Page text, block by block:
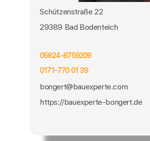
Schützenstraße 22
29389 Bad Bodenteich
05824-8759209
0171-770 01 39
bongert@bauexperte.com
https://bauexperte-bongert.de